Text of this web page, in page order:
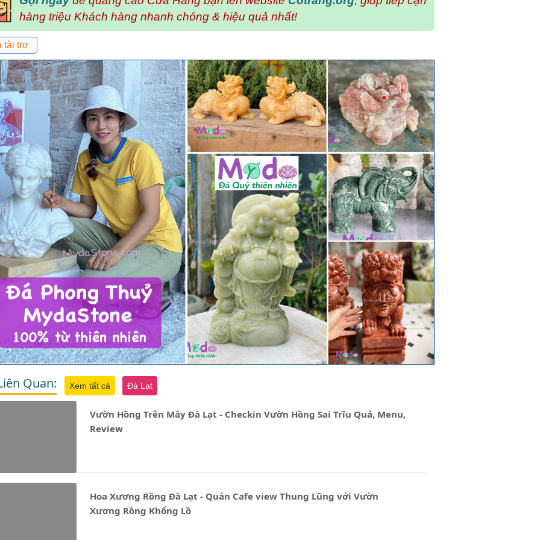
hàng triệu Khách hàng nhanh chóng & hiệu quả nhất!
tài trợ
Quan: Xem tất cả Đà Lạt
Vườn Hồng Trên Mây Đà Lạt - Checkin Vườn Hồng Sai Trĩu Quả, Menu,
Review
Hoa Xương Rồng Đà Lạt - Quán Cafe view Thung Lũng với Vườn
Xương Rồng Khổng Lồ